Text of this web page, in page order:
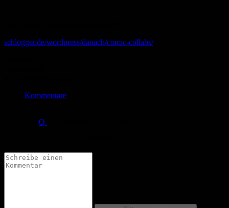
schlogger.de/wordpress/danach/comic-collabs/
Kommentare
Q